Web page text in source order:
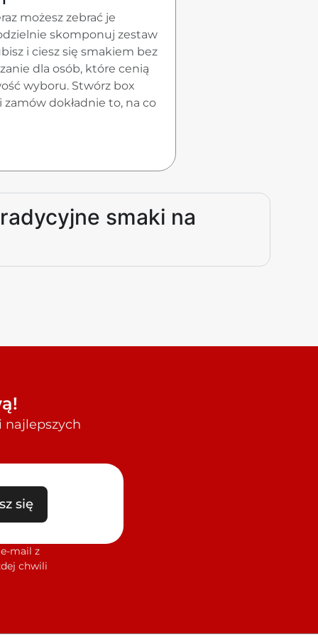
możesz zebrać je
skomponuj zestaw
i ciesz się smakiem bez
dla osób, które cenią
wyboru. Stwórz box
dokładnie to, na co
smaki na
najlepszych
się
mail z
chwili